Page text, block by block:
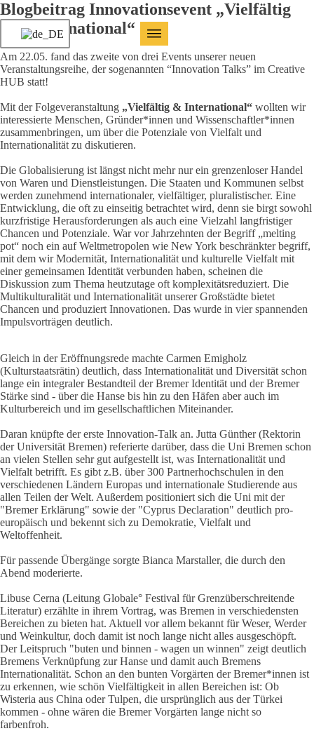
Blogbeitrag Innovationsevent „Vielfältig
und International“
Am 22.05. fand das zweite von drei Events unserer neuen
Veranstaltungsreihe, der sogenannten “Innovation Talks” im Creative
HUB statt!
Mit der Folgeveranstaltung „Vielfältig & International“ wollten wir
interessierte Menschen, Gründer*innen und Wissenschaftler*innen
zusammenbringen, um über die Potenziale von Vielfalt und
Internationalität zu diskutieren.
Die Globalisierung ist längst nicht mehr nur ein grenzenloser Handel
von Waren und Dienstleistungen. Die Staaten und Kommunen selbst
werden zunehmend internationaler, vielfältiger, pluralistischer. Eine
Entwicklung, die oft zu einseitig betrachtet wird, denn sie birgt sowohl
kurzfristige Herausforderungen als auch eine Vielzahl langfristiger
Chancen und Potenziale. War vor Jahrzehnten der Begriff „melting
pot“ noch ein auf Weltmetropolen wie New York beschränkter begriff,
mit dem wir Modernität, Internationalität und kulturelle Vielfalt mit
einer gemeinsamen Identität verbunden haben, scheinen die
Diskussion zum Thema heutzutage oft komplexitätsreduziert. Die
Multikulturalität und Internationalität unserer Großstädte bietet
Chancen und produziert Innovationen. Das wurde in vier spannenden
Impulsvorträgen deutlich.
Gleich in der Eröffnungsrede machte Carmen Emigholz
(Kulturstaatsrätin) deutlich, dass Internationalität und Diversität schon
lange ein integraler Bestandteil der Bremer Identität und der Bremer
Stärke sind - über die Hanse bis hin zu den Häfen aber auch im
Kulturbereich und im gesellschaftlichen Miteinander.
Daran knüpfte der erste Innovation-Talk an. Jutta Günther (Rektorin
der Universität Bremen) referierte darüber, dass die Uni Bremen schon
an vielen Stellen sehr gut aufgestellt ist, was Internationalität und
Vielfalt betrifft. Es gibt z.B. über 300 Partnerhochschulen in den
verschiedenen Ländern Europas und internationale Studierende aus
allen Teilen der Welt. Außerdem positioniert sich die Uni mit der
"Bremer Erklärung" sowie der "Cyprus Declaration" deutlich pro-
europäisch und bekennt sich zu Demokratie, Vielfalt und
Weltoffenheit.
Für passende Übergänge sorgte Bianca Marstaller, die durch den
Abend moderierte.
Libuse Cerna (Leitung Globale° Festival für Grenzüberschreitende
Literatur) erzählte in ihrem Vortrag, was Bremen in verschiedensten
Bereichen zu bieten hat. Aktuell vor allem bekannt für Weser, Werder
und Weinkultur, doch damit ist noch lange nicht alles ausgeschöpft.
Der Leitspruch "buten und binnen - wagen un winnen" zeigt deutlich
Bremens Verknüpfung zur Hanse und damit auch Bremens
Internationalität. Schon an den bunten Vorgärten der Bremer*innen ist
zu erkennen, wie schön Vielfältigkeit in allen Bereichen ist: Ob
Wisteria aus China oder Tulpen, die ursprünglich aus der Türkei
kommen - ohne wären die Bremer Vorgärten lange nicht so
farbenfroh.